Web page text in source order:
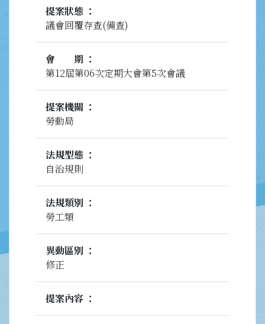
提案狀態
議會回覆存查(備查)
會期
第12屆第06次定期大會第5次會議
提案機關
勞動局
法規型態
自治規則
法規類別
勞工類
異動區別
修正
提案內容